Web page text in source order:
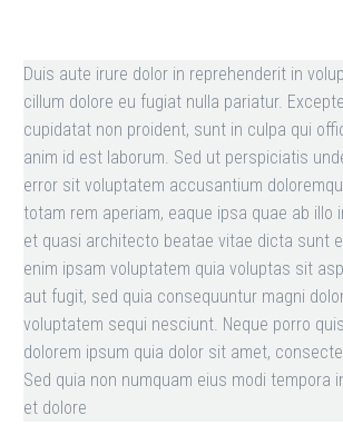
Duis aute irure dolor in reprehenderit in
cillum dolore eu fugiat nulla pariatur.
cupidatat non proident, sunt in culpa qui
anim id est laborum. Sed ut perspiciatis
error sit voluptatem accusantium
totam rem aperiam, eaque ipsa quae ab illo
et quasi architecto beatae vitae dicta sunt
enim ipsam voluptatem quia voluptas sit
aut fugit, sed quia consequuntur magni
voluptatem sequi nesciunt. Neque porro
dolorem ipsum quia dolor sit amet,
Sed quia non numquam eius modi tempora
et dolore